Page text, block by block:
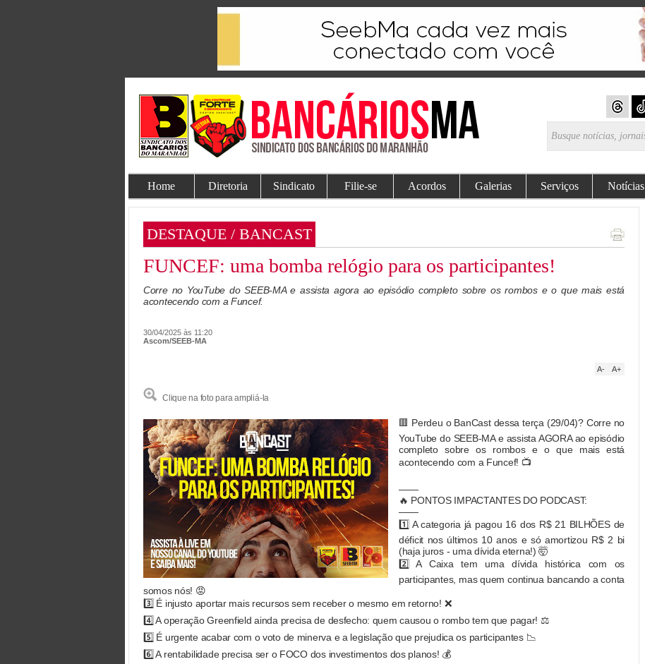
Home Diretoria Sindicato Filie-se Acordos Galerias Serviços Notícias
DESTAQUE / BANCAST
FUNCEF: uma bomba relógio para os participantes!
Corre no YouTube do SEEB-MA e assista agora ao episódio completo sobre os rombos e o que mais está
acontecendo com a Funcef.
30/04/2025 às 11:20
Ascom/SEEB-MA
A+
A-
Clique na foto para ampliá-la
🟥 Perdeu o BanCast dessa terça (29/04)? Corre no
YouTube do SEEB-MA e assista AGORA ao episódio
completo sobre os rombos e o que mais está
acontecendo com a Funcef! 📺
——
🔥 PONTOS IMPACTANTES DO PODCAST:
——
1️⃣ A categoria já pagou 16 dos R$ 21 BILHÕES de
déficit nos últimos 10 anos e só amortizou R$ 2 bi
(haja juros - uma dívida eterna!) 🤯
2️⃣ A Caixa tem uma dívida histórica com os
participantes, mas quem continua bancando a conta
somos nós! 😡
3️⃣ É injusto aportar mais recursos sem receber o mesmo em retorno! ❌
4️⃣ A operação Greenfield ainda precisa de desfecho: quem causou o rombo tem que pagar! ⚖️
5️⃣ É urgente acabar com o voto de minerva e a legislação que prejudica os participantes 📉
6️⃣ A rentabilidade precisa ser o FOCO dos investimentos dos planos! 💰